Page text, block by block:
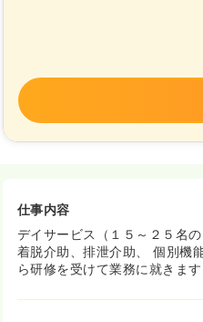
仕事内容
デイサービス（１５～２５名
着脱介助、排泄介助、 個別機
ら研修を受けて業務に就きま